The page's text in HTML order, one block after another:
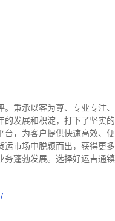
秉承以客为尊、专业专注
发展和积淀，打下了坚实
，为客户提供快速高效、
市场中脱颖而出，获得更多
蓬勃发展。选择好运吉通